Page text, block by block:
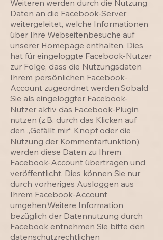
Weiteren werden durch die Nutzung
Daten an die Facebook-Server
weitergeleitet, welche Informationen
über Ihre Webseitenbesuche auf
unserer Homepage enthalten. Dies
hat für eingeloggte Facebook-Nutzer
zur Folge, dass die Nutzungsdaten
Ihrem persönlichen Facebook-
Account zugeordnet werden.Sobald
Sie als eingeloggter Facebook-
Nutzer aktiv das Facebook-Plugin
nutzen (z.B. durch das Klicken auf
den „Gefällt mir“ Knopf oder die
Nutzung der Kommentarfunktion),
werden diese Daten zu Ihrem
Facebook-Account übertragen und
veröffentlicht. Dies können Sie nur
durch vorheriges Ausloggen aus
Ihrem Facebook-Account
umgehen.Weitere Information
bezüglich der Datennutzung durch
Facebook entnehmen Sie bitte den
datenschutzrechtlichen